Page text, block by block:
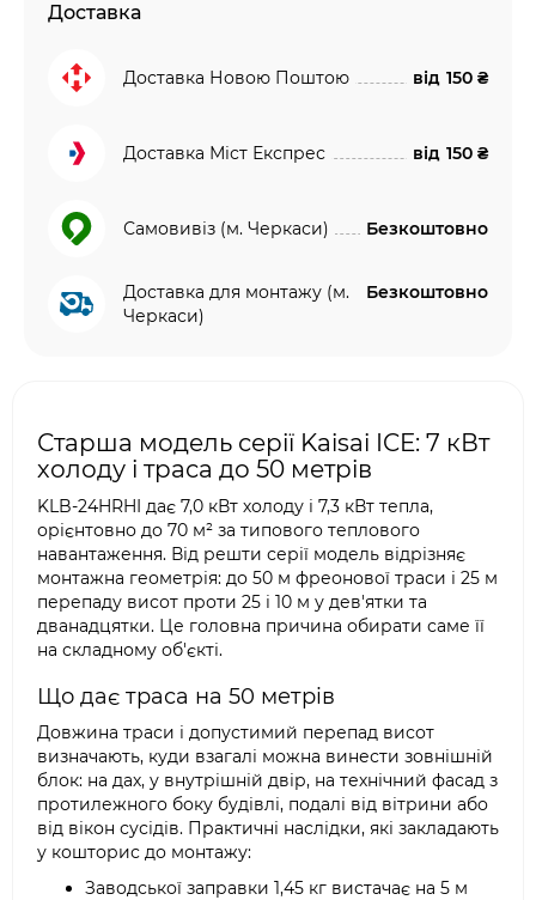
Доставка
Доставка Новою Поштою від 150 ₴
Доставка Міст Експрес від 150 ₴
Самовивіз (м. Черкаси) Безкоштовно
Доставка для монтажу (м.
Черкаси)
Безкоштовно
Старша модель серії Kaisai ICE: 7 кВт
холоду і траса до 50 метрів
KLB-24HRHI дає 7,0 кВт холоду і 7,3 кВт тепла,
орієнтовно до 70 м² за типового теплового
навантаження. Від решти серії модель відрізняє
монтажна геометрія: до 50 м фреонової траси і 25 м
перепаду висот проти 25 і 10 м у дев'ятки та
дванадцятки. Це головна причина обирати саме її
на складному об'єкті.
Що дає траса на 50 метрів
Довжина траси і допустимий перепад висот
визначають, куди взагалі можна винести зовнішній
блок: на дах, у внутрішній двір, на технічний фасад з
протилежного боку будівлі, подалі від вітрини або
від вікон сусідів. Практичні наслідки, які закладають
у кошторис до монтажу:
Заводської заправки 1,45 кг вистачає на 5 м